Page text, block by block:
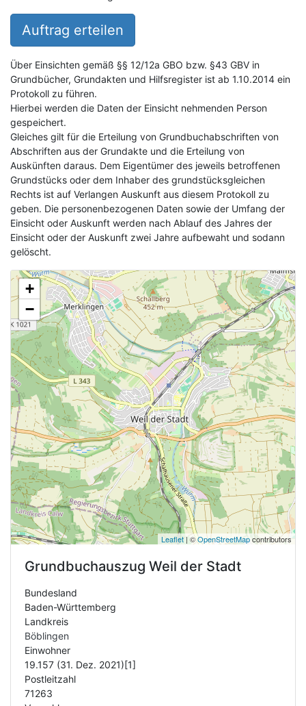
Auftrag erteilen
Über Einsichten gemäß §§ 12/12a GBO bzw. §43 GBV in
Grundbücher, Grundakten und Hilfsregister ist ab 1.10.2014 ein
Protokoll zu führen.
Hierbei werden die Daten der Einsicht nehmenden Person
gespeichert.
Gleiches gilt für die Erteilung von Grundbuchabschriften von
Abschriften aus der Grundakte und die Erteilung von
Auskünften daraus. Dem Eigentümer des jeweils betroffenen
Grundstücks oder dem Inhaber des grundstücksgleichen
Rechts ist auf Verlangen Auskunft aus diesem Protokoll zu
geben. Die personenbezogenen Daten sowie der Umfang der
Einsicht oder Auskunft werden nach Ablauf des Jahres der
Einsicht oder der Auskunft zwei Jahre aufbewaht und sodann
gelöscht.
+
−
Leaflet| ©OpenStreetMapcontributors
Grundbuchauszug Weil der Stadt
Bundesland
Baden-Württemberg
Landkreis
Böblingen
Einwohner
19.157 (31. Dez. 2021)[1]
Postleitzahl
71263